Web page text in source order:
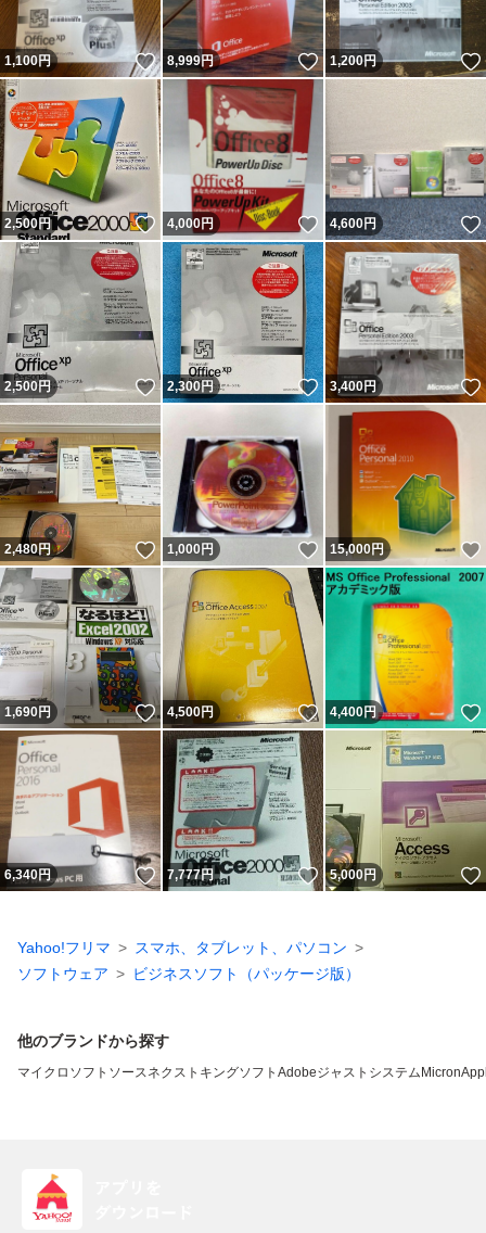
1,100円 いいね！
8,999円 いいね！
1,200円
2,500円 いいね！
4,000円 いいね！
4,600円
2,500円 いいね！
2,300円 いいね！
3,400円
2,480円 いいね！
1,000円 いいね！
15,000円
1,690円 いいね！
4,500円 いいね！
4,400円
6,340円 いいね！
7,777円 いいね！
5,000円
Yahoo!フリマ
スマホ、タブレット、パソコン
ソフトウェア
ビジネスソフト（パッケージ版）
他のブランドから探す
マイクロソフト ソースネクスト キングソフト Adobeジャストシステム Micron